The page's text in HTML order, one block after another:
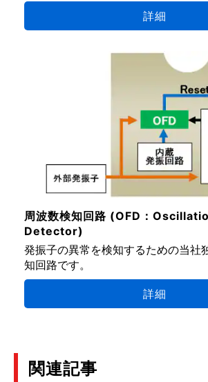
詳細
周波数検知回路 (OFD：
Detector)
発振子の異常を検知するための当社
知回路です。
詳細
関連記事